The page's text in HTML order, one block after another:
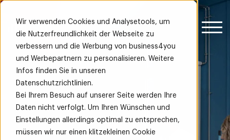
Wir verwenden Cookies und Analysetools, um
die Nutzerfreundlichkeit der Webseite zu
verbessern und die Werbung von business4you
und Werbepartnern zu personalisieren. Weitere
Infos finden Sie in unseren
Datenschutzrichtlinien.
Bei Ihrem Besuch auf unserer Seite werden Ihre
Daten nicht verfolgt. Um Ihren Wünschen und
Einstellungen allerdings optimal zu entsprechen,
müssen wir nur einen klitzekleinen Cookie